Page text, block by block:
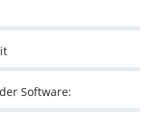
Software: